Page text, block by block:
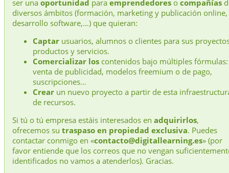
ser una oportunidad para emprendedores o compañías
diversos ámbitos (formación, marketing y publicación online,
desarrollo software,…) que quieran:
Captar usuarios, alumnos o clientes para sus
productos y servicios.
Comercializar los contenidos bajo múltiples fórmulas:
venta de publicidad, modelos freemium o de pago,
suscripciones…
Crear un nuevo proyecto a partir de esta
de recursos.
Si tú o tú empresa estáis interesados en adquirirlos,
ofrecemos su traspaso en propiedad exclusiva. Puedes
contactar conmigo en «contacto@digitallearning.es» (por
favor entiende que los correos que no vengan
identificados no vamos a atenderlos). Gracias.